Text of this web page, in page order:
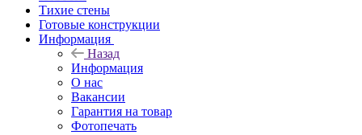
Тихие стены
Готовые конструкции
Информация
Назад
Информация
О нас
Вакансии
Гарантия на товар
Фотопечать